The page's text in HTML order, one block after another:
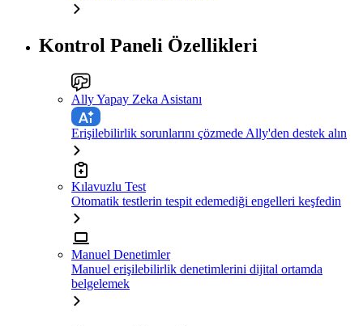
Kontrol Paneli Özellikleri
Ally Yapay Zeka Asistanı
Erişilebilirlik sorunlarını çözmede Ally'den destek alın
Kılavuzlu Test
Otomatik testlerin tespit edemediği engelleri keşfedin
Manuel Denetimler
Manuel erişilebilirlik denetimlerini dijital ortamda
belgelemek